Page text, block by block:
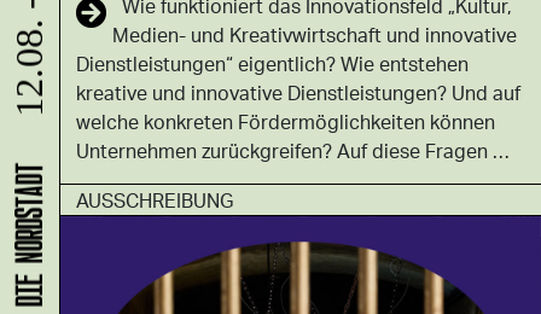
Wie funktioniert das Innovationsfeld „Kultur,
Medien- und Kreativwirtschaft und innovative
Dienstleistungen“ eigentlich? Wie entstehen
kreative und innovative Dienstleistungen? Und auf
welche konkreten Fördermöglichkeiten können
Unternehmen zurückgreifen? Auf diese Fragen …
AUSSCHREIBUNG